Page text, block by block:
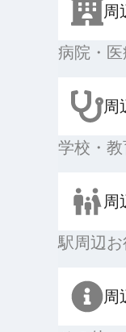
周
病院・医
周
学校・
周
駅周辺
周